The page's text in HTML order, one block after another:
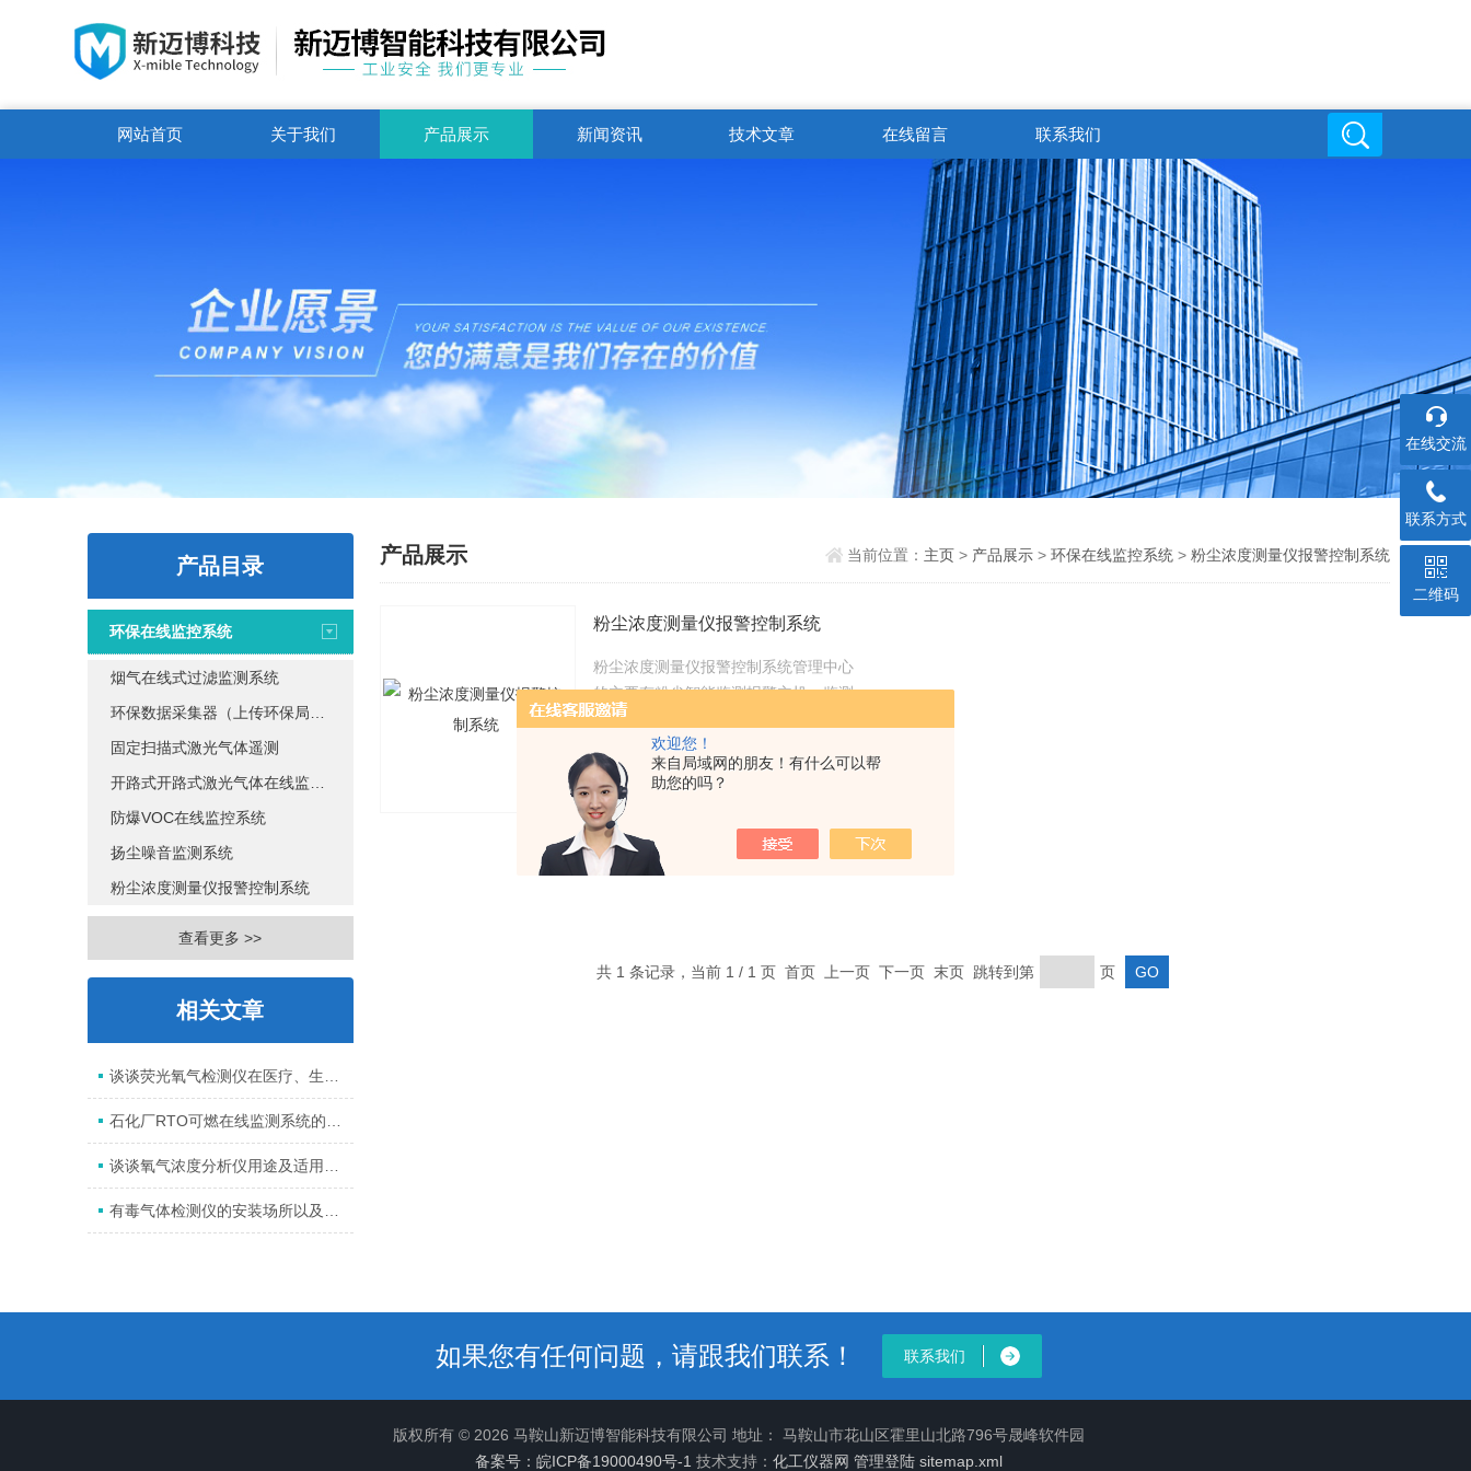
欢迎您！
来自局域网的朋友！有什么可以帮
助您的吗？
17512503446
719816494@qq.com
在线交流
网站首页 关于我们 产品展示 新闻资讯 技术文章 在线留言 联系我们
产品目录
环保在线监控系统
烟气在线式过滤监测系统
固定扫描式激光气体遥测
防爆VOC在线监控系统
扬尘噪音监测系统
粉尘浓度测量仪报警控制系统
查看更多 >>
相关文章
产品展示 当前位置： 主页 > 产品展示 >环保在线监控系统 >粉尘浓度测量仪报警控制系统
粉尘浓度测量仪报警控制系统
粉尘浓度测量仪报警控制系统管理中心
的主要有粉尘智能监测报警主机、监测
测软件、联动控制柜，智能电子屏（电
脑）组成。一般设置在监控中心办公室
方便管理的场所。实现集中采集管理三
个区域的现场粉尘数据、监测所有
QD6360粉尘检测仪的运行状态。并通
过联动控制柜驱动现场风机、喷淋、
产品产地：马鞍山市 浏览量：3375
查看详情
共 1 条记录，当前 1 / 1 页 首页 上一页 下一页 末页 跳转到第 页
如果您有任何问题，请跟我们联系！ 联系我们
版权所有 © 2026 马鞍山新迈博智能科技有限公司 地址： 马鞍山市花山区霍里山北路796号晟峰软件园
备案号：皖ICP备19000490号-1 技术支持： 化工仪器网 管理登陆 sitemap.xml
在线交流
联系方式
二维码